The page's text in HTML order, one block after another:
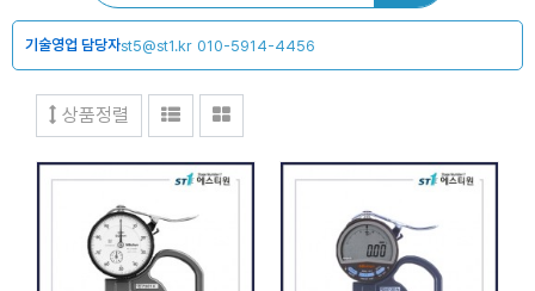
기술영업 담당자st5@st1.kr 010-5914-4456
상품정렬